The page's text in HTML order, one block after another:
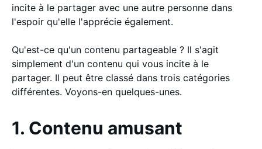
incite à le partager avec une autre personne dans
l'espoir qu'elle l'apprécie également.
Qu'est-ce qu'un contenu partageable ? Il s'agit
simplement d'un contenu qui vous incite à le
partager. Il peut être classé dans trois catégories
différentes. Voyons-en quelques-unes.
1. Contenu amusant